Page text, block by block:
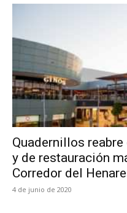
Quadernillos
y de restauración
Corredor del
4 de junio de 2020